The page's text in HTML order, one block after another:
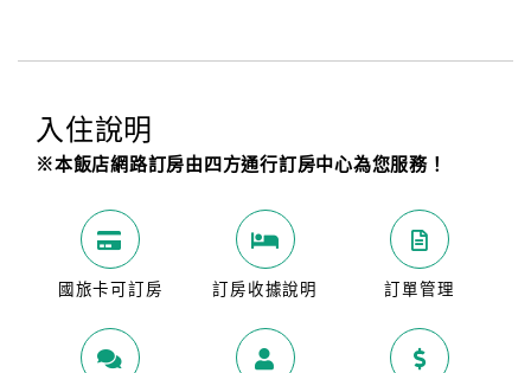
入住說明
※本飯店網路訂房由四方通行訂房中心為您服務！
國旅卡可訂房 訂房收據說明 訂單管理